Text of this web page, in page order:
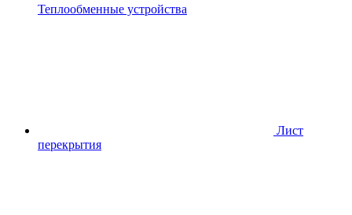
Теплообменные устройства
Лист
перекрытия